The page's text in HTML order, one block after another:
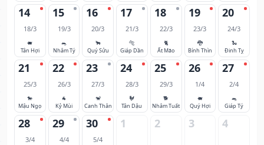
14
18/3
🐖
Tân Hợi
15
19/3
🐀
Nhâm Tý
16
20/3
🐂
Quý Sửu
17
21/3
🐅
Giáp Dần
18
22/3
🐈
Ất Mão
19
23/3
🐉
Bính Thìn
20
24/3
🐍
Đinh Tỵ
21
25/3
🐎
Mậu Ngọ
22
26/3
🐐
Kỷ Mùi
23
27/3
🐒
Canh Thân
24
28/3
🐓
Tân Dậu
25
29/3
🐕
Nhâm Tuất
26
1/4
🐖
Quý Hợi
27
2/4
🐀
Giáp Tý
28
3/4
29
4/4
30
5/4
1 2 3 4